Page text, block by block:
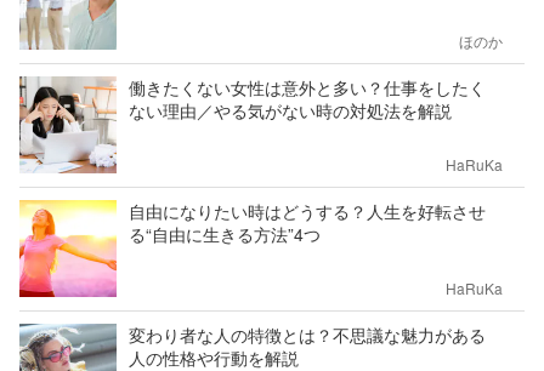
ほのか
働きたくない女性は意外と多い？仕事をしたく
ない理由／やる気がない時の対処法を解説
HaRuKa
自由になりたい時はどうする？人生を好転させ
る“自由に生きる方法”4つ
HaRuKa
変わり者な人の特徴とは？不思議な魅力がある
人の性格や行動を解説